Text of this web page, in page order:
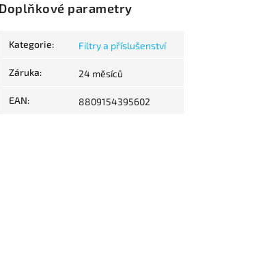
Doplňkové parametry
Kategorie: Filtry a příslušenství
Záruka: 24 měsíců
EAN: 8809154395602